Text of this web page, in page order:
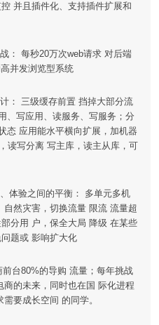
并且插件化、支持插件扩展和
： 每秒20万次web请求 对后端
并发浏览型系统
： 三级缓存前置 挡掉大部分流
、写应用、读服务、写服务；分
态 应用能水平横向扩展，加机器
读写分离 写主库，读主从库，可
体验之间的平衡： 多单元多机
然灾害，切换流量 限流 流量超
分用 户，保全大局 降级 在某些
题或 影响扩大化
台80%的导购 流量；每年挑战
的未来，同时也在国 际化进程
要成长空间 的同学。